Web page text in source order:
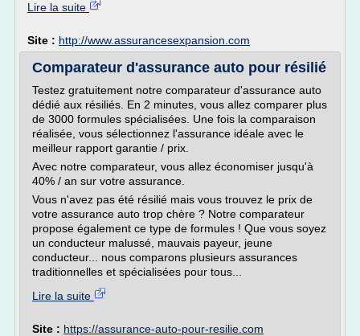
Lire la suite
Site : http://www.assurancesexpansion.com
Comparateur d'assurance auto pour résilié
Testez gratuitement notre comparateur d'assurance auto
dédié aux résiliés. En 2 minutes, vous allez comparer plus
de 3000 formules spécialisées. Une fois la comparaison
réalisée, vous sélectionnez l'assurance idéale avec le
meilleur rapport garantie / prix.
Avec notre comparateur, vous allez économiser jusqu'à
40% / an sur votre assurance.
Vous n'avez pas été résilié mais vous trouvez le prix de
votre assurance auto trop chère ? Notre comparateur
propose également ce type de formules ! Que vous soyez
un conducteur malussé, mauvais payeur, jeune
conducteur... nous comparons plusieurs assurances
traditionnelles et spécialisées pour tous...
Lire la suite
Site : https://assurance-auto-pour-resilie.com